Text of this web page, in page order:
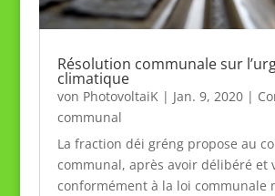
Résolution communale sur
climatique
von PhotovoltaiK| Jan. 9, 2020|
communal
La fraction déi gréng propose au
communal, après avoir délibéré et
conformément à la loi communale